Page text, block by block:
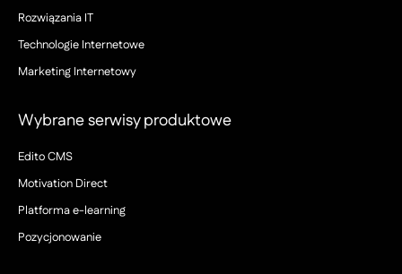
Rozwiązania IT
Technologie Internetowe
Marketing Internetowy
Wybrane serwisy produktowe
Edito CMS
Motivation Direct
Platforma e-learning
Pozycjonowanie